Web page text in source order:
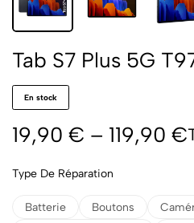
Tab S7 Plus 5G
En stock
19,90 € – 119,90 €
Type De Réparation
Batterie Boutons